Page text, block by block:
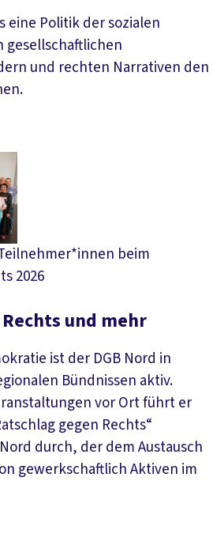
eine Politik der sozialen
gesellschaftlichen
und rechten Narrativen den
beim
2026
und mehr
ist der DGB Nord in
Bündnissen aktiv.
vor Ort führt er
gegen Rechts“
durch, der dem Austausch
gewerkschaftlich Aktiven im